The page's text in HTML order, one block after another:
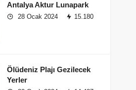
Antalya Aktur Lunapark
28 Ocak 2024 15.180
Ölüdeniz Plajı Gezilecek
Yerler